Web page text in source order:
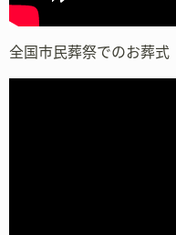
全国市民葬祭でのお葬式